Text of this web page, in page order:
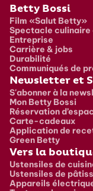
Pied de page
Betty Bossi
Film «Salut Betty»
Spectacle culinaire
Entreprise
Carrière & jobs
Durabilité
Communiqués de
Newsletter et
S'abonner à la
Mon Betty Bossi
Réservation
Carte-cadeaux
Application de
Green Betty
Vers la
Ustensiles de
Ustensiles de
Appareils